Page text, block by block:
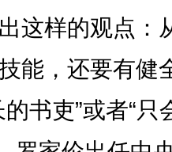
这样的观点：
能，还要有健
书吏”或者“只